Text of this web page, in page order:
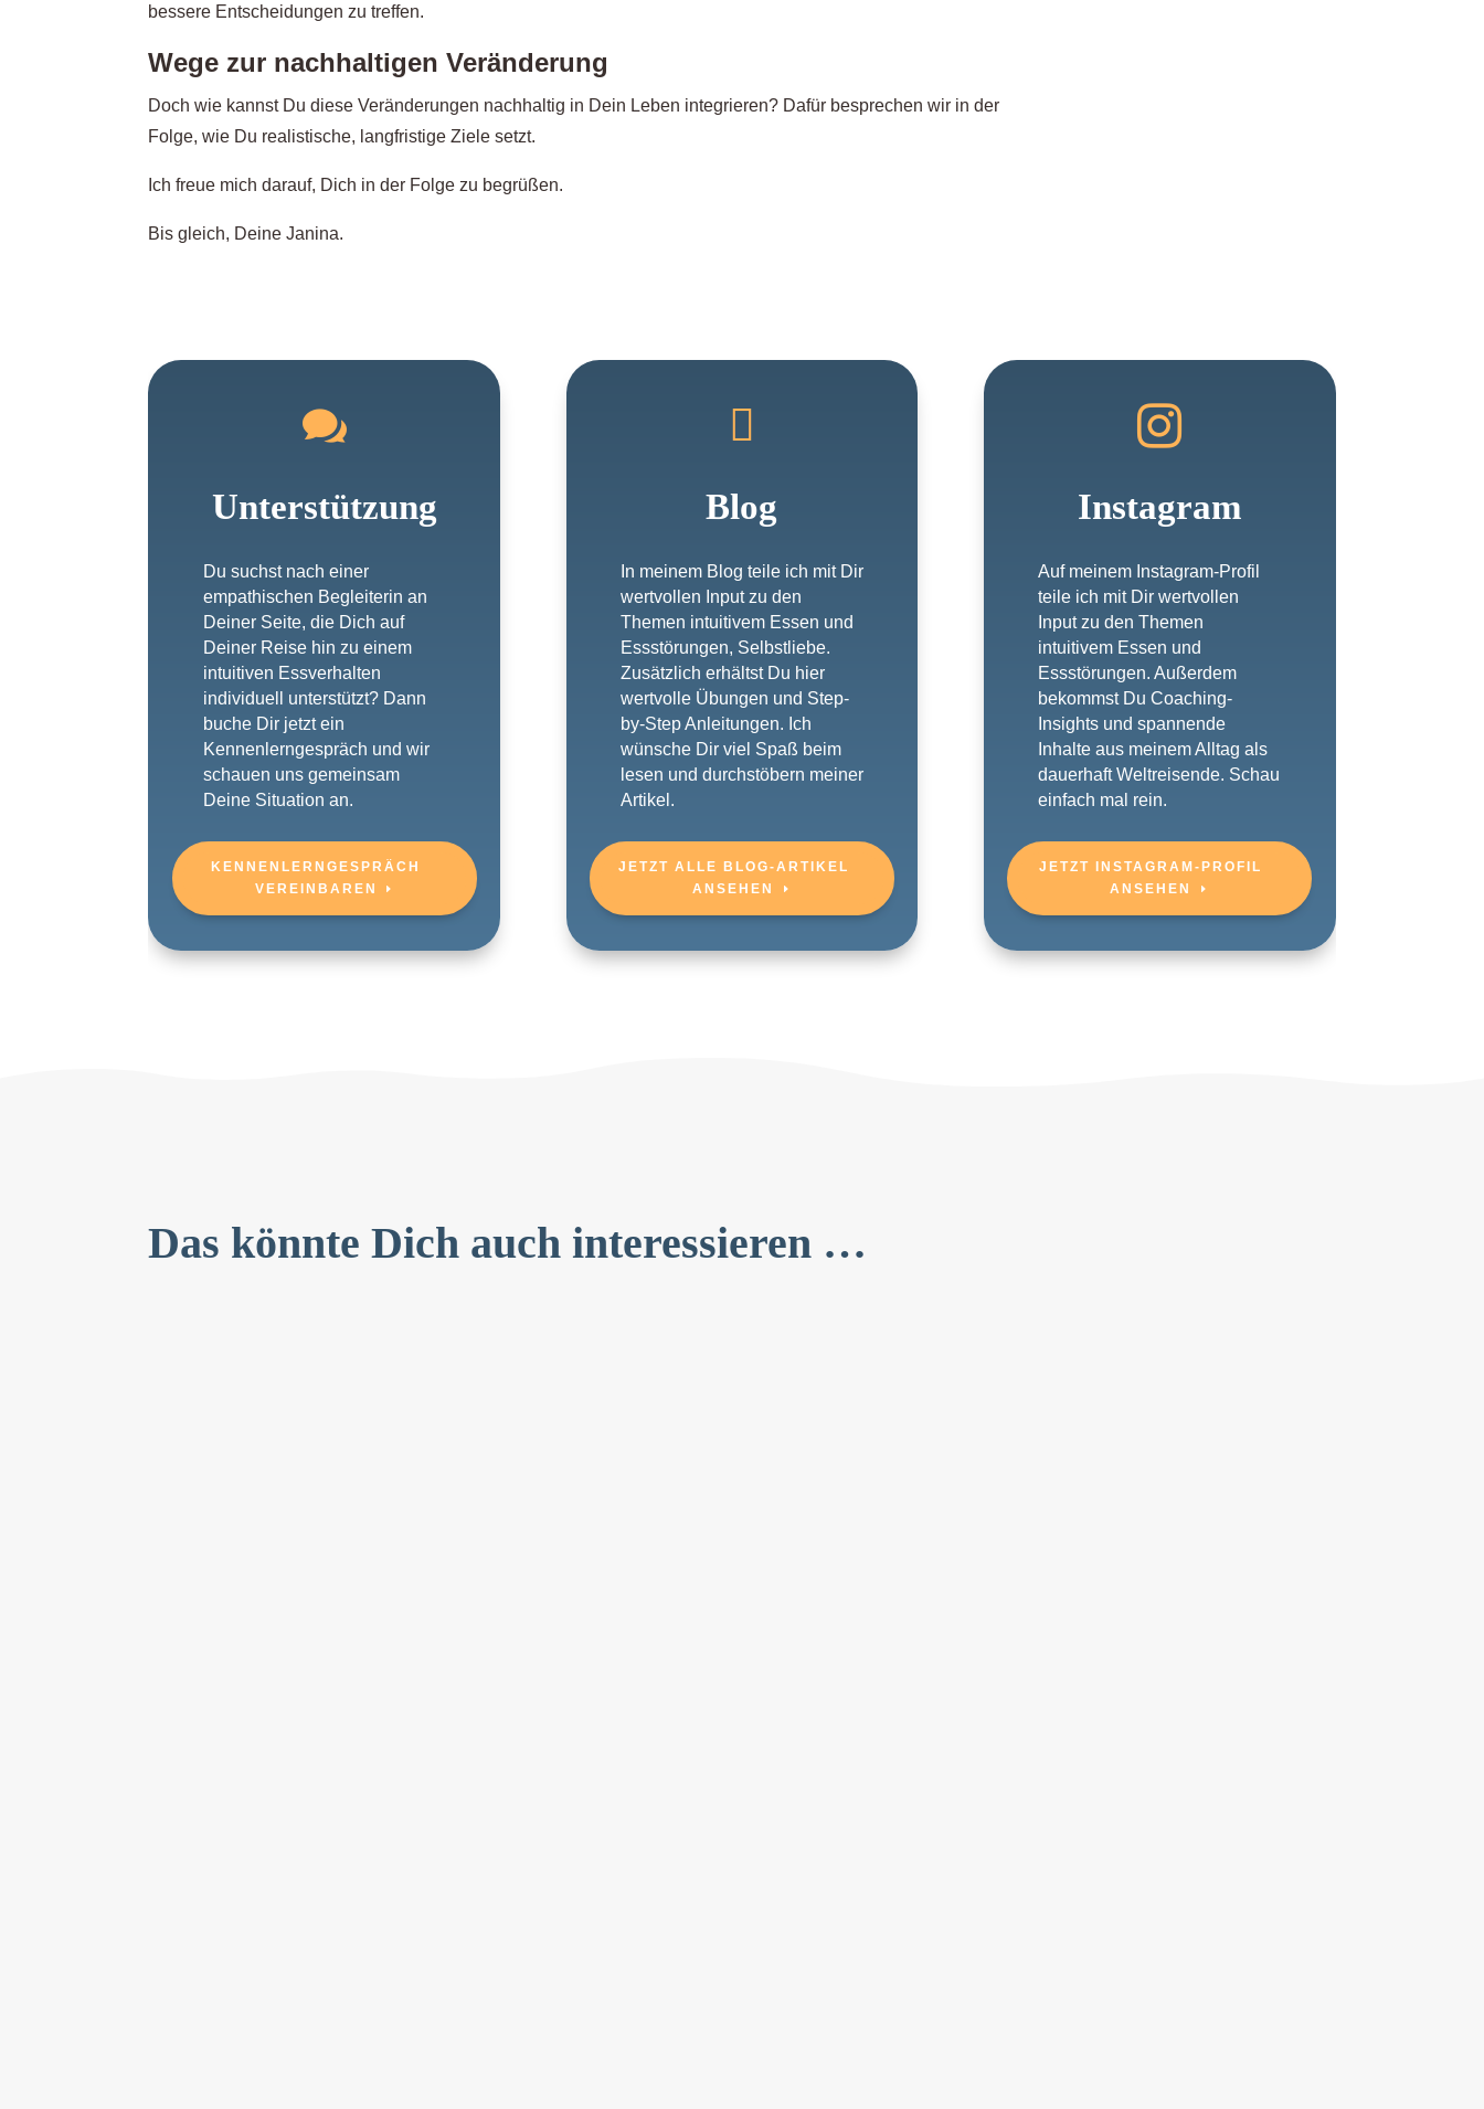
bessere Entscheidungen zu treffen.
Wege zur nachhaltigen Veränderung
Doch wie kannst Du diese Veränderungen nachhaltig in Dein Leben integrieren? Dafür besprechen wir in der
Folge, wie Du realistische, langfristige Ziele setzt.
Ich freue mich darauf, Dich in der Folge zu begrüßen.
Bis gleich, Deine Janina.

Unterstützung
Du suchst nach einer
empathischen Begleiterin an
Deiner Seite, die Dich auf
Deiner Reise hin zu einem
intuitiven Essverhalten
individuell unterstützt? Dann
buche Dir jetzt ein
Kennenlerngespräch und wir
schauen uns gemeinsam
Deine Situation an.
KENNENLERNGESPRÄCH
VEREINBAREN

Blog
In meinem Blog teile ich mit Dir
wertvollen Input zu den
Themen intuitivem Essen und
Essstörungen, Selbstliebe.
Zusätzlich erhältst Du hier
wertvolle Übungen und Step-
by-Step Anleitungen. Ich
wünsche Dir viel Spaß beim
lesen und durchstöbern meiner
Artikel.
JETZT ALLE BLOG-ARTIKEL
ANSEHEN

Instagram
Auf meinem Instagram-Profil
teile ich mit Dir wertvollen
Input zu den Themen
intuitivem Essen und
Essstörungen. Außerdem
bekommst Du Coaching-
Insights und spannende
Inhalte aus meinem Alltag als
dauerhaft Weltreisende. Schau
einfach mal rein.
JETZT INSTAGRAM-PROFIL
ANSEHEN
Das könnte Dich auch interessieren …